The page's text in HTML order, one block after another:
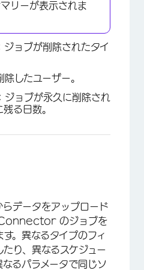
リーが表示されま
ジョブが削除されたタイ
除したユーザー。
：ジョブが永久に削除され
る日数。
データをアップロード
Connector のジョブを
。異なるタイプのフィ
り、異なるスケジュー
なるパラメータで同じソ